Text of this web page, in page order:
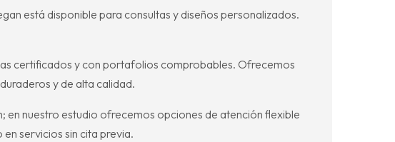
está disponible para consultas y diseños personalizados.
certificados y con portafolios comprobables. Ofrecemos
y de alta calidad.
en nuestro estudio ofrecemos opciones de atención flexible
servicios sin cita previa.